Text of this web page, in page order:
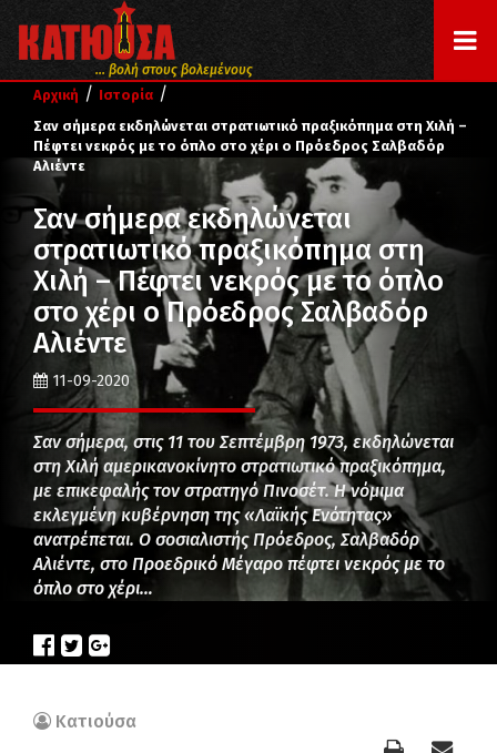
... βολή στους βολεμένους
Αρχική / Ιστορία /
Σαν σήμερα εκδηλώνεται στρατιωτικό πραξικόπημα στη Χιλή –
Πέφτει νεκρός με το όπλο στο χέρι ο Πρόεδρος Σαλβαδόρ
Αλιέντε
Σαν σήμερα εκδηλώνεται
στρατιωτικό πραξικόπημα στη
Χιλή – Πέφτει νεκρός με το όπλο
στο χέρι ο Πρόεδρος Σαλβαδόρ
Αλιέντε
11-09-2020
Σαν σήμερα, στις 11 του Σεπτέμβρη 1973, εκδηλώνεται
στη Χιλή αμερικανοκίνητο στρατιωτικό πραξικόπημα,
με επικεφαλής τον στρατηγό Πινοσέτ. Η νόμιμα
εκλεγμένη κυβέρνηση της «Λαϊκής Ενότητας»
ανατρέπεται. Ο σοσιαλιστής Πρόεδρος, Σαλβαδόρ
Αλιέντε, στο Προεδρικό Μέγαρο πέφτει νεκρός με το
όπλο στο χέρι…
Κατιούσα